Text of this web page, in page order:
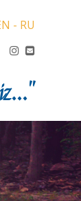
- RU